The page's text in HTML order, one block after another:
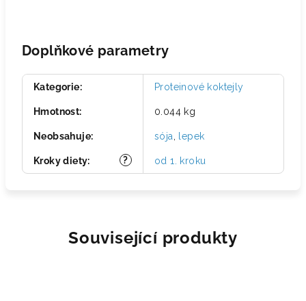
Doplňkové parametry
Kategorie: Proteinové koktejly
Hmotnost: 0.044 kg
Neobsahuje: sója, lepek
?
Kroky diety: od 1. kroku
Související produkty